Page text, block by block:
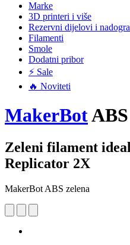
Marke
3D printeri i više
Rezervni dijelovi i
Filamenti
Smole
Dodatni pribor
⚡ Sale
🔥 Noviteti
MakerBot
Zeleni filament
Replicator 2X
MakerBot ABS zelena